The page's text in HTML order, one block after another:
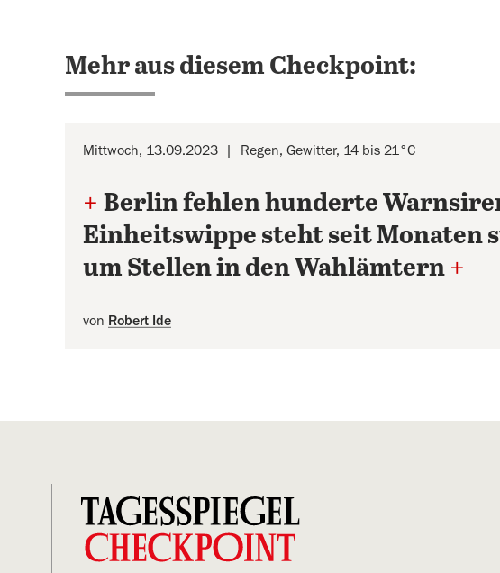
Mehr aus diesem Checkpoint:
Mittwoch, 13.09.2023 Regen, Gewitter, 14 bis 21°C
+ Berlin fehlen hunderte
Einheitswippe steht seit Monaten
um Stellen in den Wahlämtern +
von Robert Ide